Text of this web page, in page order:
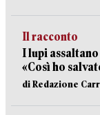
Il racconto
I lupi
«Così ho
di Redazione